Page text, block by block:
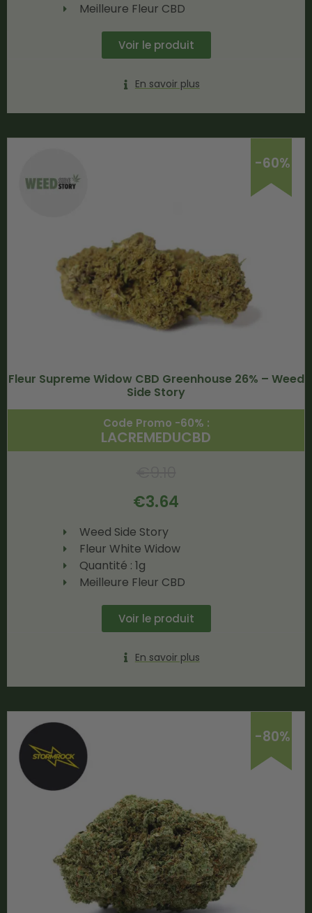
Meilleure Fleur CBD
Voir le produit
En savoir plus
-60%
Fleur Supreme Widow CBD Greenhouse 26% – Weed
Side Story
Code Promo -60% :
LACREMEDUCBD
€3.64
Weed Side Story
Fleur White Widow
Quantité : 1g
Meilleure Fleur CBD
Voir le produit
En savoir plus
-80%